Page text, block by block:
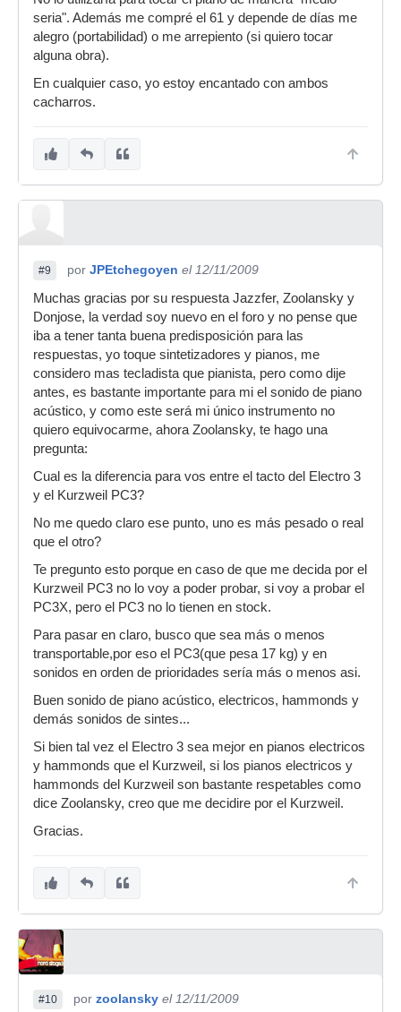
seria". Además me compré el 61 y depende de días me
alegro (portabilidad) o me arrepiento (si quiero tocar
alguna obra).
En cualquier caso, yo estoy encantado con ambos
cacharros.
#9 por JPEtchegoyen el 12/11/2009
Muchas gracias por su respuesta Jazzfer, Zoolansky y
Donjose, la verdad soy nuevo en el foro y no pense que
iba a tener tanta buena predisposición para las
respuestas, yo toque sintetizadores y pianos, me
considero mas tecladista que pianista, pero como dije
antes, es bastante importante para mi el sonido de piano
acústico, y como este será mi único instrumento no
quiero equivocarme, ahora Zoolansky, te hago una
pregunta:
Cual es la diferencia para vos entre el tacto del Electro 3
y el Kurzweil PC3?
No me quedo claro ese punto, uno es más pesado o real
que el otro?
Te pregunto esto porque en caso de que me decida por el
Kurzweil PC3 no lo voy a poder probar, si voy a probar el
PC3X, pero el PC3 no lo tienen en stock.
Para pasar en claro, busco que sea más o menos
transportable,por eso el PC3(que pesa 17 kg) y en
sonidos en orden de prioridades sería más o menos asi.
Buen sonido de piano acústico, electricos, hammonds y
demás sonidos de sintes...
Si bien tal vez el Electro 3 sea mejor en pianos electricos
y hammonds que el Kurzweil, si los pianos electricos y
hammonds del Kurzweil son bastante respetables como
dice Zoolansky, creo que me decidire por el Kurzweil.
Gracias.
#10 por zoolansky el 12/11/2009